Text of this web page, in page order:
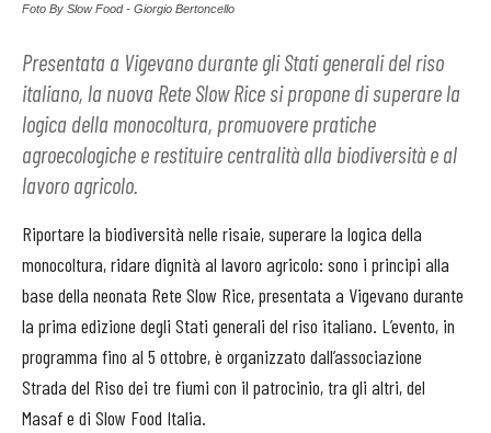
Foto By Slow Food - Giorgio Bertoncello
Presentata a Vigevano durante gli Stati generali del riso
italiano, la nuova Rete Slow Rice si propone di superare la
logica della monocoltura, promuovere pratiche
agroecologiche e restituire centralità alla biodiversità e al
lavoro agricolo.
Riportare la biodiversità nelle risaie, superare la logica della
monocoltura, ridare dignità al lavoro agricolo: sono i principi alla
base della neonata Rete Slow Rice, presentata a Vigevano durante
la prima edizione degli Stati generali del riso italiano. L’evento, in
programma fino al 5 ottobre, è organizzato dall’associazione
Strada del Riso dei tre fiumi con il patrocinio, tra gli altri, del
Masaf e di Slow Food Italia.